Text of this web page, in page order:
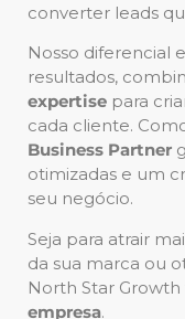
converter leads
Nosso diferencial
resultados,
expertise para
cada cliente.
Business Partner
otimizadas e um
seu negócio.
Seja para atrair
da sua marca ou
North Star
empresa.